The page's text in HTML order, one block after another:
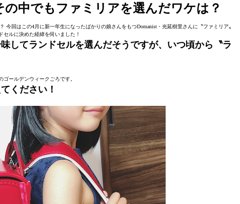
中でもファミリアを選んだワケは？
回はこの4月に新一年生になったばかりの娘さんをもつDomanist・光延樹里さんに〝ファミリア〟
セルに決めた経緯を伺いました！
してランドセルを選んだそうですが、いつ頃から〝ラ
ゴールデンウィークごろです。
ください！